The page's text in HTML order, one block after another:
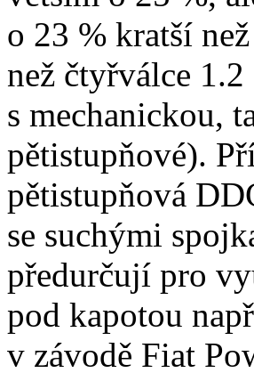
o 23 % kratší
než čtyřválce
s mechanickou,
pětistupňové).
pětistupňová
se suchými
předurčují pro
pod kapotou
v závodě Fiat